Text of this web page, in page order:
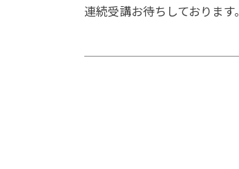
連続受講お待ちしております。